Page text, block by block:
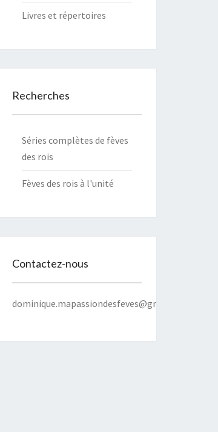
Livres et répertoires
Recherches
Séries complètes de fèves
des rois
Fèves des rois à l'unité
Contactez-nous
dominique.mapassiondesfeves@gmail.com